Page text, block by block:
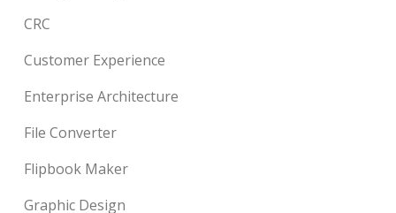
CRC
Customer Experience
Enterprise Architecture
File Converter
Flipbook Maker
Graphic Design